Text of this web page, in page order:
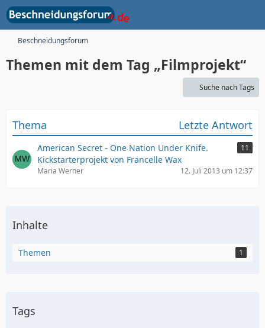
Beschneidungsforum
Themen mit dem Tag „Filmprojekt“
Suche nach Tags
Thema Letzte Antwort
American Secret - One Nation Under Knife.
Kickstarterprojekt von Francelle Wax
11
Maria Werner 12. Juli 2013 um 12:37
Inhalte
Themen 1
Tags